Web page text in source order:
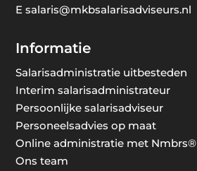
Esalaris@mkbsalarisadviseurs.nl
Informatie
Salarisadministratie uitbesteden
Interim salarisadministrateur
Persoonlijke salarisadviseur
Personeelsadvies op maat
Online administratie met Nmbrs®
Ons team